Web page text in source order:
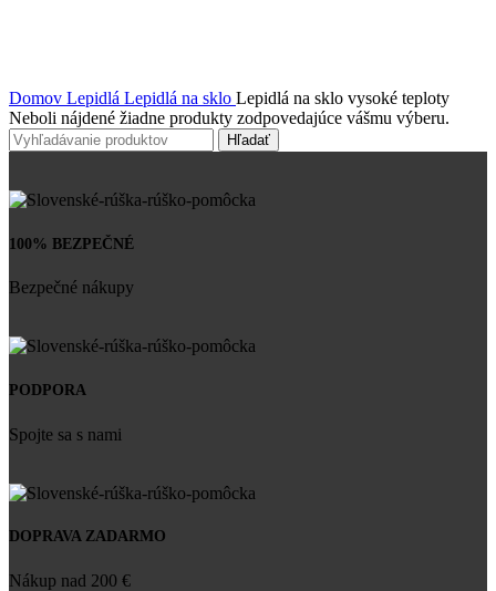
Domov Lepidlá Lepidlá na sklo Lepidlá na sklo vysoké teploty
Neboli nájdené žiadne produkty zodpovedajúce vášmu výberu.
Hľadať
100% BEZPEČNÉ
Bezpečné nákupy
PODPORA
Spojte sa s nami
DOPRAVA ZADARMO
Nákup nad 200 €